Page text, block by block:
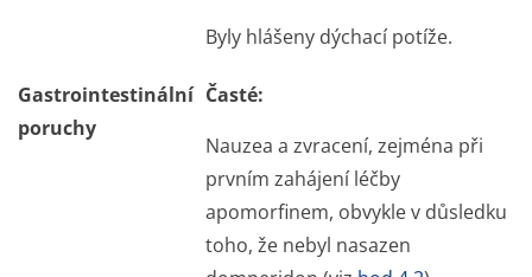
Byly hlášeny dýchací potíže.
Gastrointestinální
poruchy
Časté:
Nauzea a zvracení, zejména při
prvním zahájení léčby
apomorfinem, obvykle v důsledku
toho, že nebyl nasazen